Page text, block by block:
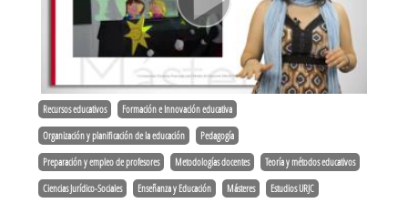
Recursos educativos Formación e Innovación educativa
Organización y planificación de la educación Pedagogía
Preparación y empleo de profesores Metodologías docentes Teoría y métodos educativos
Ciencias Jurídico-Sociales Enseñanza y Educación Másteres Estudios URJC